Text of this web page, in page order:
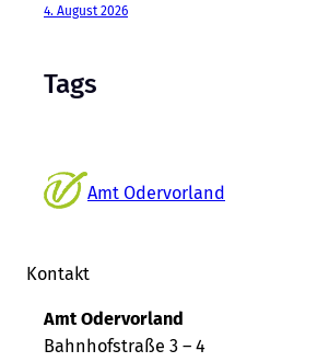
4. August 2026
Tags
Amt Odervorland
Kontakt
Amt Odervorland
Bahnhofstraße 3 – 4